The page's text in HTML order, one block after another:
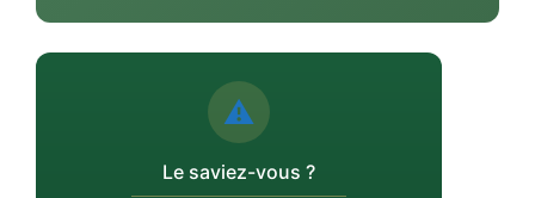
⚠️
Le saviez-vous ?